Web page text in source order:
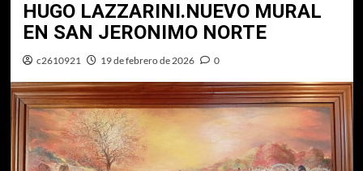
HUGO LAZZARINI.NUEVO MURAL
EN SAN JERONIMO NORTE
c2610921 19 de febrero de 2026 0